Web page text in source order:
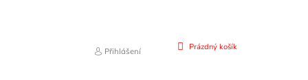
Přihlášení
NÁKUPNÍ
Prázdný košík